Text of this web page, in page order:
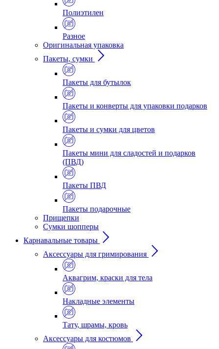
Полиэтилен
Разное
Оригинальная упаковка
Пакеты, сумки
Пакеты для бутылок
Пакеты и конверты для упаковки подарков
Пакеты и сумки для цветов
Пакеты мини для сладостей и подарков
(ПВД)
Пакеты ПВД
Пакеты подарочные
Прищепки
Сумки шопперы
Карнавальные товары
Аксессуары для гримирования
Аквагрим, краски для тела
Накладные элементы
Тату, шрамы, кровь
Аксессуары для костюмов